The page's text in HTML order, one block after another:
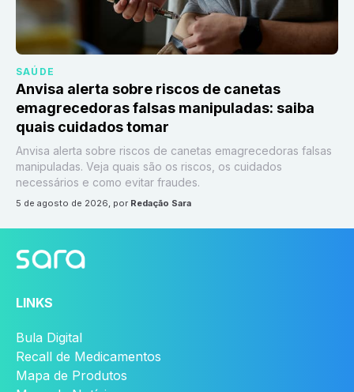
SAÚDE
Anvisa alerta sobre riscos de canetas
emagrecedoras falsas manipuladas: saiba
quais cuidados tomar
Anvisa alerta sobre riscos de canetas emagrecedoras falsas
manipuladas. Veja quais são os riscos, os cuidados
necessários e como evitar fraudes.
5 de agosto de 2026, por Redação Sara
LINKS
Bula Digital
Recall de Medicamentos
Mapa de Produtos